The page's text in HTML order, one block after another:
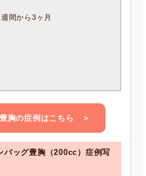
間から3ヶ月
胸の症例 はこちら ＞
バッグ豊胸（200cc） 症例写